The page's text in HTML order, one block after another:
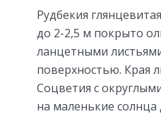
Рудбекия
до 2-2,5 м покрыто
ланцетными
поверхностью. Края
Соцветия с
на маленькие